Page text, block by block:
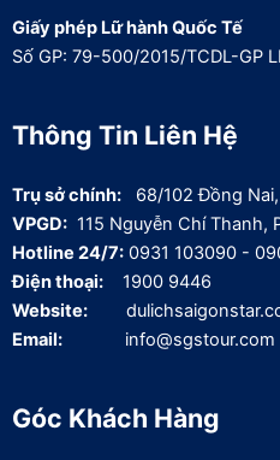
Giấy phép Lữ hành Quốc Tế
Số GP: 79-500/2015/TCDL-GP
Thông Tin Liên Hệ
Trụ sở chính: 68/102 Đồng
VPGD: 115 Nguyễn Chí Thanh,
Hotline 24/7: 0931 103090 -
Điện thoại: 1900 9446
Website:
Email: info@sgstour.com
Góc Khách Hàng